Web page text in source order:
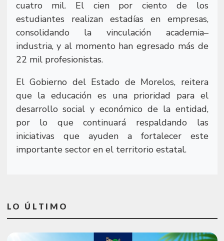
cuatro mil. El cien por ciento de los
estudiantes realizan estadías en empresas,
consolidando la vinculación academia–
industria, y al momento han egresado más de
22 mil profesionistas.
El Gobierno del Estado de Morelos, reitera
que la educación es una prioridad para el
desarrollo social y económico de la entidad,
por lo que continuará respaldando las
iniciativas que ayuden a fortalecer este
importante sector en el territorio estatal.
LO ÚLTIMO